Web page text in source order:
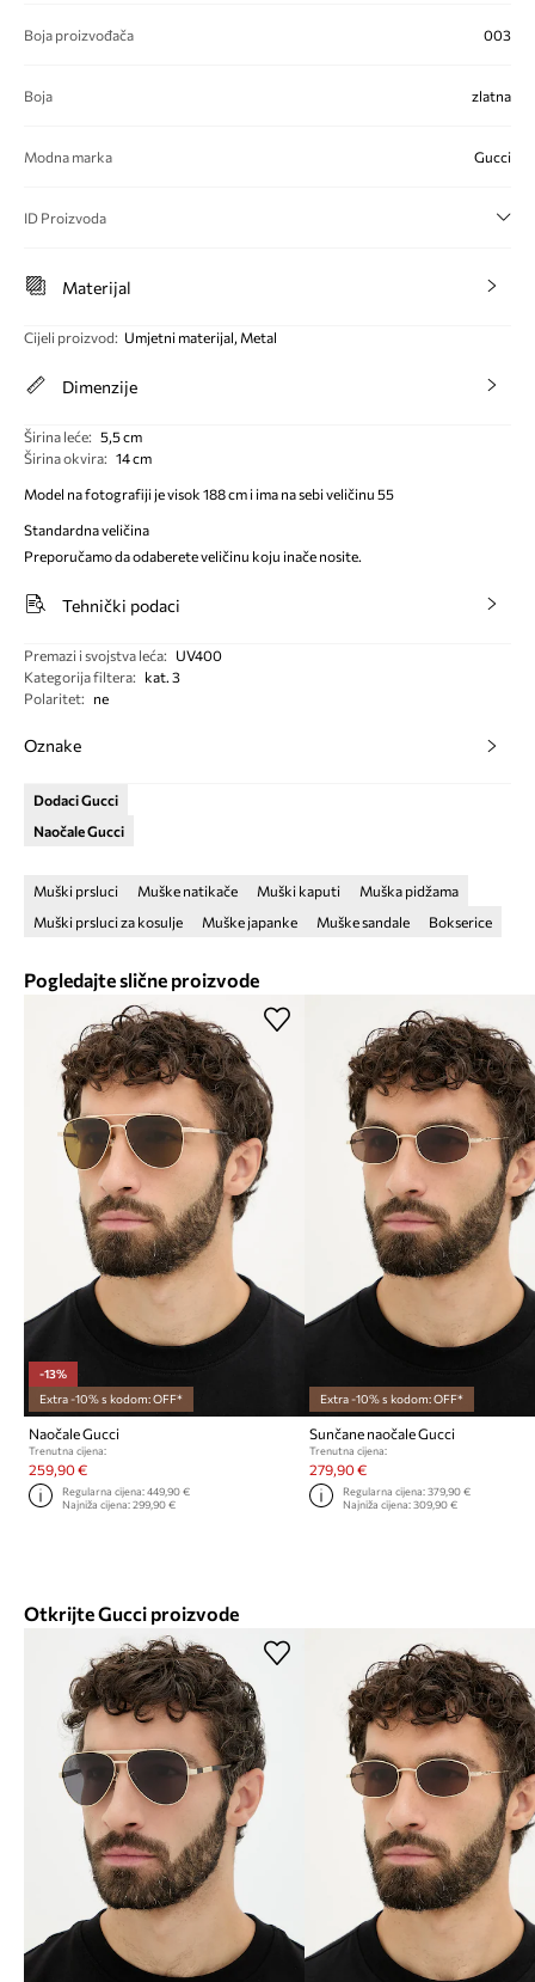
Boja proizvođača 003
Boja zlatna
Modna marka Gucci
ID Proizvoda
Materijal
Cijeli proizvod: Umjetni materijal, Metal
Dimenzije
Širina leće: 5,5 cm
Širina okvira: 14 cm
Model na fotografiji je visok 188 cm i ima na sebi veličinu 55
Standardna veličina
Preporučamo da odaberete veličinu koju inače nosite.
Tehnički podaci
Premazi i svojstva leća:
UV400
Kategorija filtera:
kat. 3
Polaritet: ne
Oznake
Dodaci Gucci
Naočale Gucci
Muški prsluci Muške natikače Muški kaputi
Muška pidžama
Muški prsluci za kosulje
Muške japanke Muške sandale Bokserice
Pogledajte slične proizvode
-13%
Extra -10% s kodom: OFF*
Naočale Gucci
Trenutna cijena:
259,90 €
Regularna cijena:449,90 €
Najniža cijena:299,90 €
Extra -10% s kodom: OFF*
Sunčane naočale Gucci
Trenutna cijena:
279,90 €
Regularna cijena: 379,90 €
Najniža cijena: 309,90 €
Otkrijte Gucci proizvode